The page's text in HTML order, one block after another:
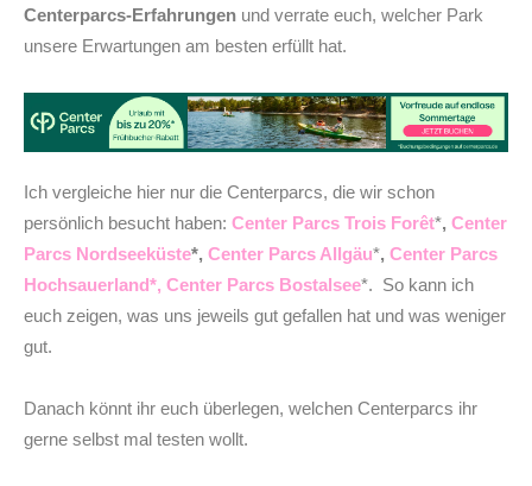
Centerparcs-Erfahrungen und verrate euch, welcher Park
unsere Erwartungen am besten erfüllt hat.
Ich vergleiche hier nur die Centerparcs, die wir schon
persönlich besucht haben: Center Parcs Trois Forêt*, Center
Parcs Nordseeküste*, Center Parcs Allgäu*, Center Parcs
Hochsauerland*, Center Parcs Bostalsee*. So kann ich
euch zeigen, was uns jeweils gut gefallen hat und was weniger
gut.
Danach könnt ihr euch überlegen, welchen Centerparcs ihr
gerne selbst mal testen wollt.